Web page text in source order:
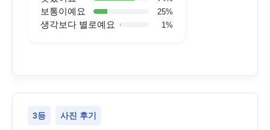
보통이예요 25%
생각보다 별로예요 1 %
3등 사진 후기